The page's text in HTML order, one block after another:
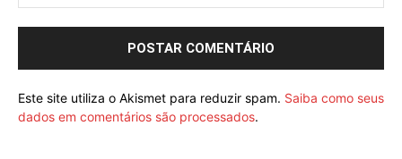
Este site utiliza o Akismet para reduzir spam. Saiba como seus
dados em comentários são processados.